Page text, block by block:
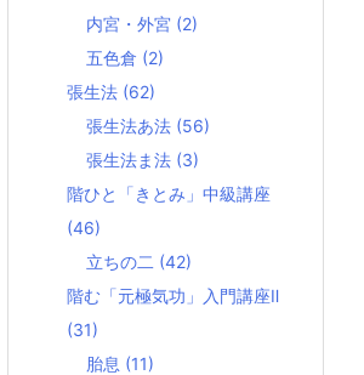
内宮・外宮 (2)
五色倉 (2)
張生法 (62)
張生法あ法 (56)
張生法ま法 (3)
階ひと「きとみ」中級講座
(46)
立ちの二 (42)
階む「元極気功」入門講座Ⅱ
(31)
胎息 (11)